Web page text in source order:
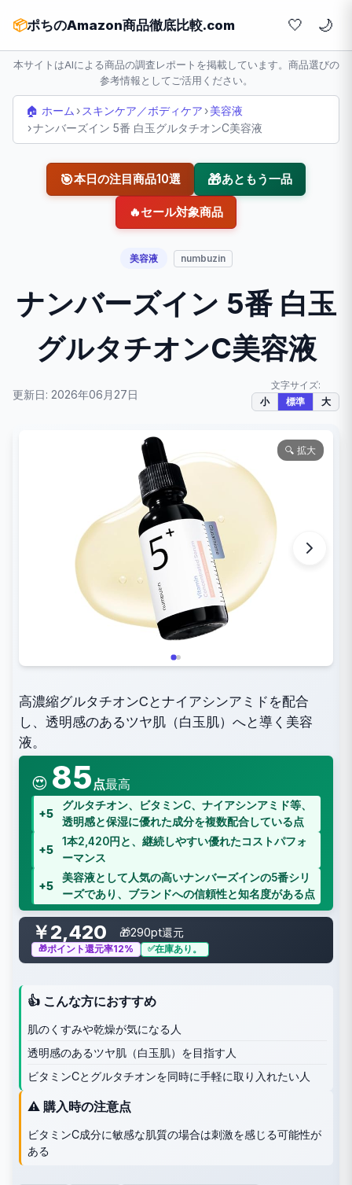
📦ポちのAmazon商品徹底比較.com 🤍
本サイトはAIによる商品の調査レポートを掲載しています。商品選びの
参考情報としてご活用ください。
🏠 ホーム › スキンケア／ボディケア ›美容液
›ナンバーズイン 5番 白玉グルタチオンC美容液
🎯本日の注目商品10選 🎁あともう一品
🔥セール対象商品
美容液 numbuzin
ナンバーズイン 5番 白玉
グルタチオンC美容液
更新日: 2026年06月27日
文字サイズ:
小 標準 大
🔍 拡大
高濃縮グルタチオンCとナイアシンアミドを配合
し、透明感のあるツヤ肌（白玉肌）へと導く美容
液。
😍 85 点最高
+5
グルタチオン、ビタミンC、ナイアシンアミド等、
透明感と保湿に優れた成分を複数配合している点
+5
1本2,420円と、継続しやすい優れたコストパフォ
ーマンス
+5
美容液として人気の高いナンバーズインの5番シリ
ーズであり、ブランドへの信頼性と知名度がある点
￥2,420 🎁290pt還元
ポイント還元率12% 在庫あり。
👍 こんな方におすすめ
肌のくすみや乾燥が気になる人
透明感のあるツヤ肌（白玉肌）を目指す人
ビタミンCとグルタチオンを同時に手軽に取り入れたい人
⚠️ 購入時の注意点
ビタミンC成分に敏感な肌質の場合は刺激を感じる可能性が
ある